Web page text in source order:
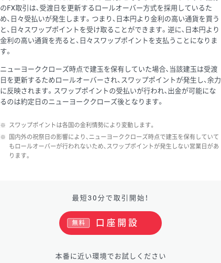
のFX取引は、受渡日を更新するロールオーバー方式を採用しているた
め、日々受払いが発生します。つまり、日本円より金利の高い通貨を買う
と、日々スワップポイントを受け取ることができます。逆に、日本円より
金利の高い通貨を売ると、日々スワップポイントを支払うことになりま
す。
ニューヨーククローズ時点で建玉を保有していた場合、当該建玉は受渡
日を更新するためロールオーバーされ、スワップポイントが発生し、余力
に反映されます。スワップポイントの受払いが行われ、出金が可能にな
るのは約定日のニューヨーククローズ後となります。
※ スワップポイントは各国の金利情勢により変動します。
※
国内外の祝祭日の影響により、ニューヨーククローズ時点で建玉を保有していて
もロールオーバーが行われないため、スワップポイントが発生しない営業日があ
ります。
最短30分で取引開始！
口座開設
無料
本番に近い環境でお試しください